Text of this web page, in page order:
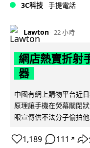
3C科技 手提電話
Lawton 22 小時
網店熱賣折射
器
中國有網上購物平台近
原理讓手機在熒幕關閉
眼宣傳供不法分子偷拍
1,189 111 ↗